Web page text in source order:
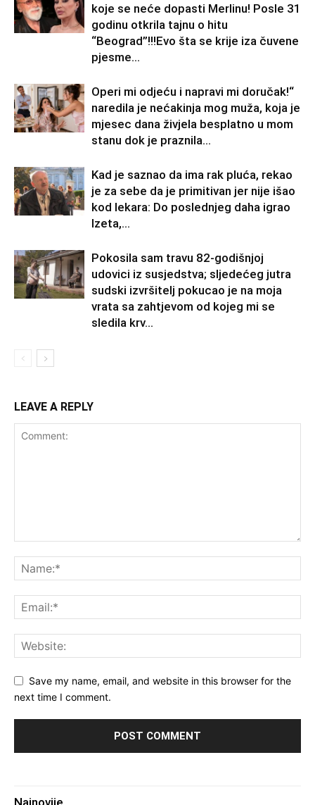
koje se neće dopasti Merlinu! Posle 31
godinu otkrila tajnu o hitu
“Beograd”!!!Evo šta se krije iza čuvene
pjesme...
Operi mi odjeću i napravi mi doručak!“
naredila je nećakinja mog muža, koja je
mjesec dana živjela besplatno u mom
stanu dok je praznila...
Kad je saznao da ima rak pluća, rekao
je za sebe da je primitivan jer nije išao
kod lekara: Do poslednjeg daha igrao
Izeta,...
Pokosila sam travu 82-godišnjoj
udovici iz susjedstva; sljedećeg jutra
sudski izvršitelj pokucao je na moja
vrata sa zahtjevom od kojeg mi se
sledila krv...
LEAVE A REPLY
Save my name, email, and website in this browser for the
next time I comment.